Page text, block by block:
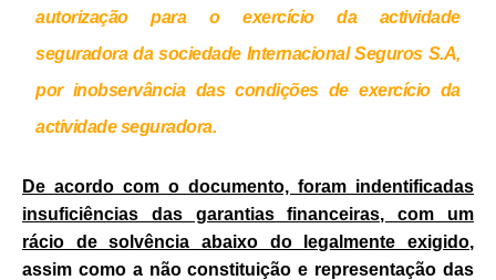
autorização para o exercício da actividade
seguradora da sociedade Internacional Seguros S.A,
por inobservância das condições de exercício da
actividade seguradora.
De acordo com o documento, foram indentificadas
insuficiências das garantias financeiras, com um
rácio de solvência abaixo do legalmente exigido,
assim como a não constituição e representação das